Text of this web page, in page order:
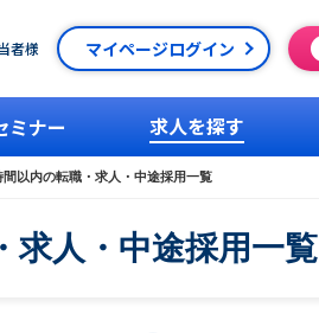
者様 マイページログイン
ミナー 求人を探す
間以内の転職・求人・中途採用一覧
求人・中途採用一覧